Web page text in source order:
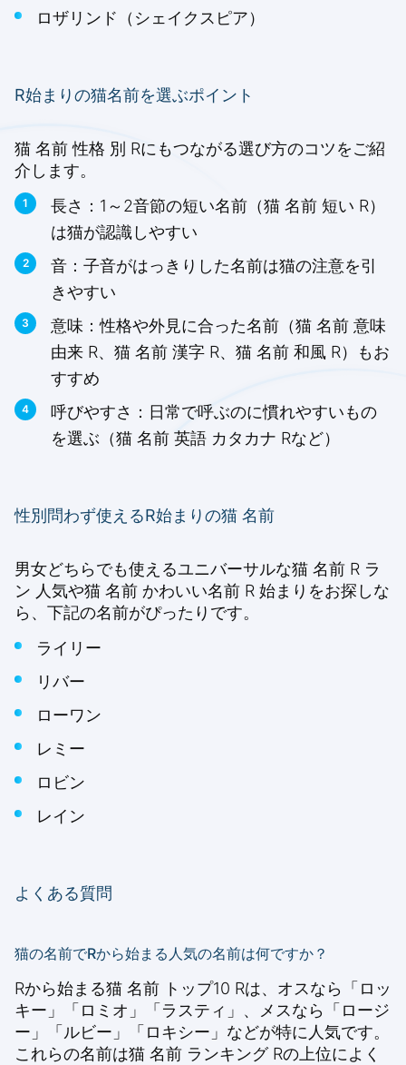
ロザリンド（シェイクスピア）
R始まりの猫名前を選ぶポイント
猫 名前 性格 別 Rにもつながる選び方のコツをご紹
介します。
長さ：1～2音節の短い名前（猫 名前 短い R）
は猫が認識しやすい
音：子音がはっきりした名前は猫の注意を引
きやすい
意味：性格や外見に合った名前（猫 名前 意味
由来 R、猫 名前 漢字 R、猫 名前 和風 R）もお
すすめ
呼びやすさ：日常で呼ぶのに慣れやすいもの
を選ぶ（猫 名前 英語 カタカナ Rなど）
性別問わず使えるR始まりの猫 名前
男女どちらでも使えるユニバーサルな猫 名前 R ラ
ン 人気や猫 名前 かわいい名前 R 始まりをお探しな
ら、下記の名前がぴったりです。
ライリー
リバー
ローワン
レミー
ロビン
レイン
よくある質問
猫の名前でRから始まる人気の名前は何ですか？
Rから始まる猫 名前 トップ10 Rは、オスなら「ロッ
キー」「ロミオ」「ラスティ」、メスなら「ロージ
ー」「ルビー」「ロキシー」などが特に人気です。
これらの名前は猫 名前 ランキング Rの上位によく